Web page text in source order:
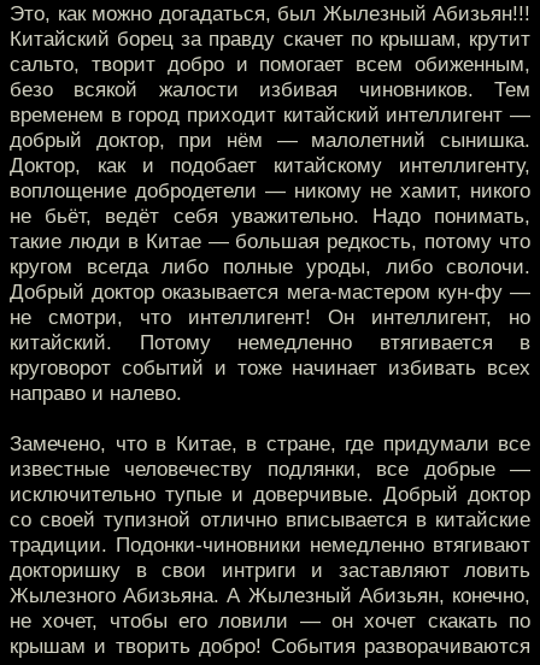
Это, как можно догадаться, был Жылезный Абизьян!!!
Китайский борец за правду скачет по крышам, крутит
сальто, творит добро и помогает всем обиженным,
безо всякой жалости избивая чиновников. Тем
временем в город приходит китайский интеллигент —
добрый доктор, при нём — малолетний сынишка.
Доктор, как и подобает китайскому интеллигенту,
воплощение добродетели — никому не хамит, никого
не бьёт, ведёт себя уважительно. Надо понимать,
такие люди в Китае — большая редкость, потому что
кругом всегда либо полные уроды, либо сволочи.
Добрый доктор оказывается мега-мастером кун-фу —
не смотри, что интеллигент! Он интеллигент, но
китайский. Потому немедленно втягивается в
круговорот событий и тоже начинает избивать всех
направо и налево.
Замечено, что в Китае, в стране, где придумали все
известные человечеству подлянки, все добрые —
исключительно тупые и доверчивые. Добрый доктор
со своей тупизной отлично вписывается в китайские
традиции. Подонки-чиновники немедленно втягивают
докторишку в свои интриги и заставляют ловить
Жылезного Абизьяна. А Жылезный Абизьян, конечно,
не хочет, чтобы его ловили — он хочет скакать по
крышам и творить добро! События разворачиваются